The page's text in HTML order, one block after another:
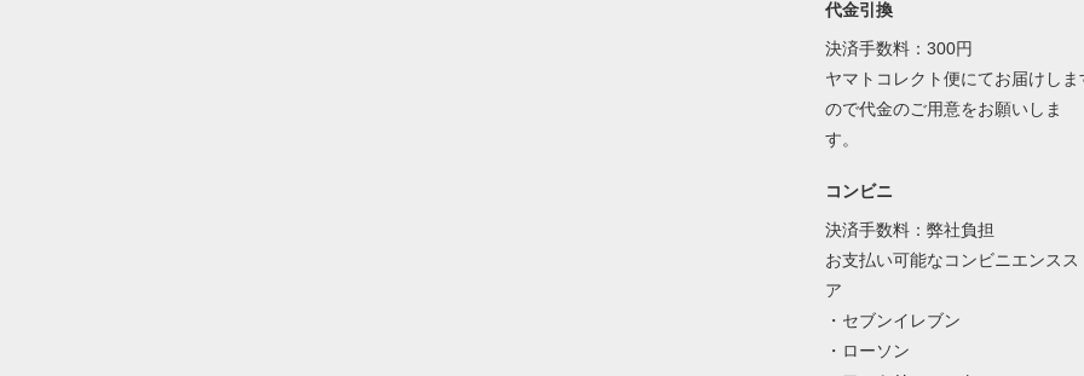
代金引換
決済手数料：300円
ヤマトコレクト便にてお届けしま
ので代金のご用意をお願いしま
す。
コンビニ
決済手数料：弊社負担
お支払い可能なコンビニエンスス
ア
・セブンイレブン
・ローソン